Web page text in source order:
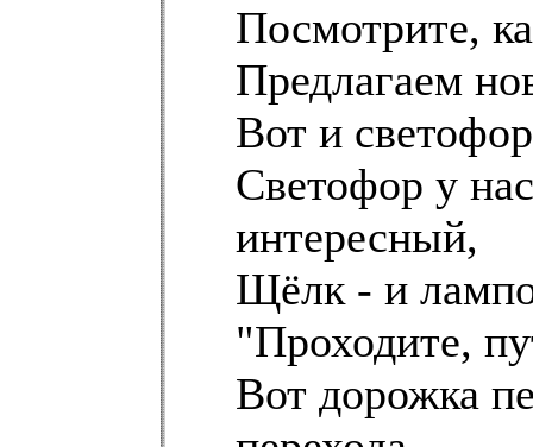
Посмотрите,
Предлагаем
Вот и
Светофор у
интересный,
Щёлк - и
"Проходите,
Вот дорожка